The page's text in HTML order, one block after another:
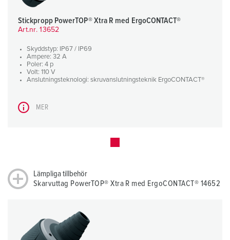
Stickpropp PowerTOP® Xtra R med ErgoCONTACT®
Art.nr. 13652
Skyddstyp: IP67 / IP69
Ampere: 32 A
Poler: 4 p
Volt: 110 V
Anslutningsteknologi: skruvanslutningsteknik ErgoCONTACT®
MER
Lämpliga tillbehör
Skarvuttag PowerTOP® Xtra R med ErgoCONTACT® 14652